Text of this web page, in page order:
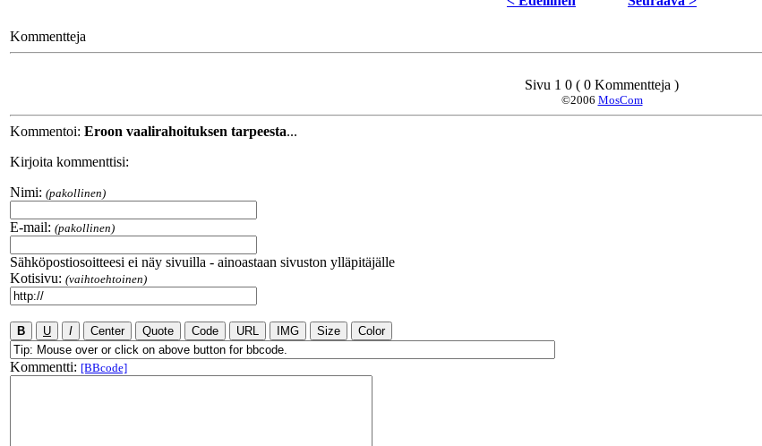
Kommentteja
Sivu 1 0 ( 0 Kommentteja )
©2006 MosCom
Kommentoi: Eroon vaalirahoituksen tarpeesta...
Kirjoita kommenttisi:
Nimi: (pakollinen)
E-mail: (pakollinen)
Sähköpostiosoitteesi ei näy sivuilla - ainoastaan sivuston ylläpitäjälle
Kotisivu: (vaihtoehtoinen)
Kommentti: [BBcode]